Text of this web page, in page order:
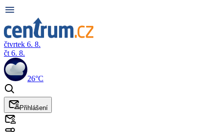
čtvrtek 6. 8.
čt 6. 8.
26°C
Přihlášení